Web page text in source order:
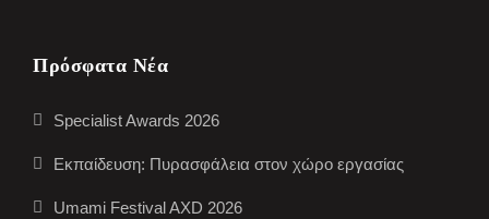
Πρόσφατα Νέα
Specialist Awards 2026
Εκπαίδευση: Πυρασφάλεια στον χώρο εργασίας
Umami Festival AXD 2026